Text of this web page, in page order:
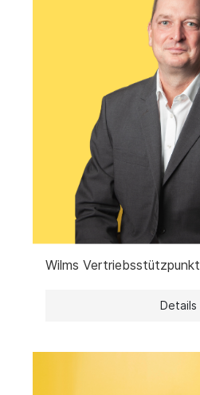
Wilms Vertriebsstützpunkt
Details